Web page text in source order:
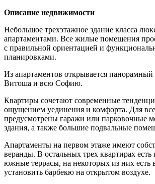
Описание недвижимости
Небольшое трехэтажное здание класса
апартаментами. Все жилые помещения
с правильной ориентацией и
планировками.
Из апартаментов открывается панорамный
Витоша и всю Софию.
Квартиры сочетают современные
ощущением уединения и комфорта. Для
предусмотрены гаражи или парковочные
здания, а также большие подвальные
Апартаменты на первом этаже имеют
веранды. В остальных трех квартирах есть
южные террасы, на некоторых из них есть
установить барбекю на открытом воздухе.